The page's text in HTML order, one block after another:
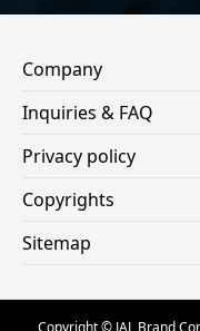
Company
Inquiries & FAQ
Privacy policy
Copyrights
Sitemap